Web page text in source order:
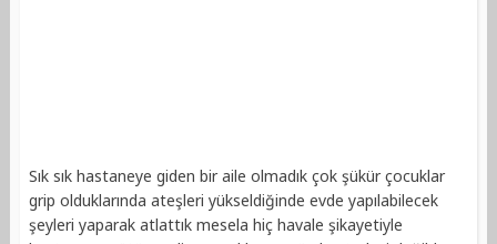
Sık sık hastaneye giden bir aile olmadık çok şükür çocuklar
grip olduklarında ateşleri yükseldiğinde evde yapılabilecek
şeyleri yaparak atlattık mesela hiç havale şikayetiyle